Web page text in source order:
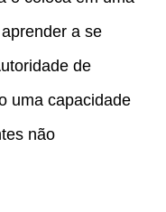
a se
de
uma capacidade
não